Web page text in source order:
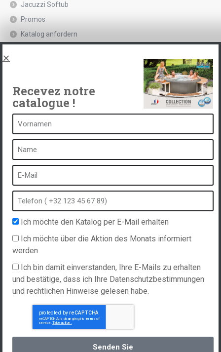
Jacuzzi Softub
Promos
Katalog anfordern
Ein Spa ist ...
Was ist ein Heilbad?
Schaumbad
Freibad
Kurort im Winter
Eingebauter Whirlpool
Spa und Hydrotherapie
Website erstellt von
Produkte
Allgemeine Verkaufsbedingungen
Deutsch
Recevez notre
catalogue !
Ich möchte den Katalog per E-Mail erhalten
Ich möchte über die Aktion des Monats informiert
werden
Ich bin damit einverstanden, Ihre E-Mails zu erhalten
und bestätige, dass ich Ihre Datenschutzbestimmungen
und rechtlichen Hinweise gelesen habe.
Senden Sie